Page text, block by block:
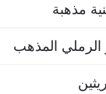
مذهبة
المذهب